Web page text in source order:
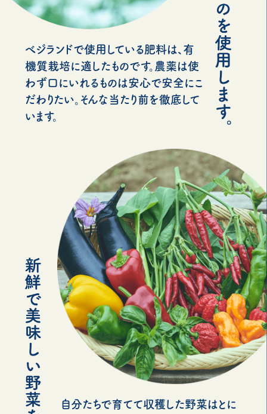
べジランドで使用している肥料は、有
機質栽培に適したものです。農薬は使
わず口にいれるものは安心で安全にこ
だわりたい。そんな当たり前を徹底して
います。
自分たちで育てて収穫した野菜はとに